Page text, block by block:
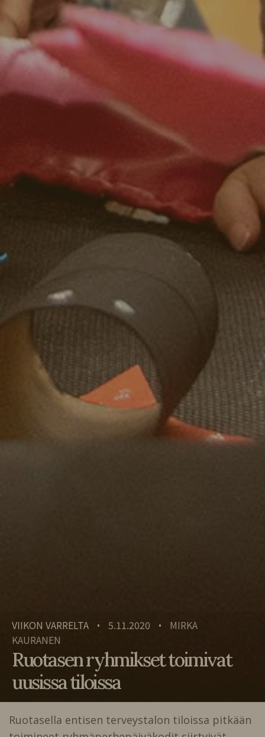
VIIKON VARRELTA • 5.11.2020 •
MIRKA
KAURANEN
Ruotasen ryhmikset toimivat
uusissa tiloissa
Ruotasella entisen terveystalon tiloissa pitkään